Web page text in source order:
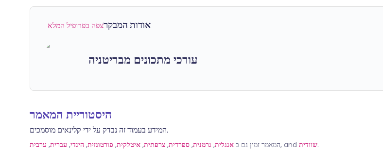
אודות המבקרצפה בפרופיל המלא
עורכי מתכונים מבריטניה
היסטוריית המאמר
המידע בעמוד זה נבדק על ידי קלינאים מוסמכים.
המאמר זמין גם ב אנגלית, גרמנית, ספרדית, צרפתית, איטלקית, פורטוגזית, הינדי, עברית, ערבית , and שוודית.